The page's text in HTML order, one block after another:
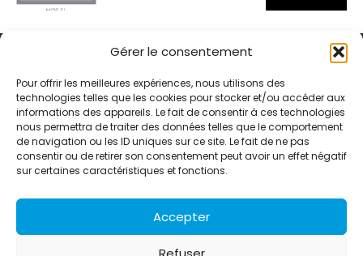
Gérer le consentement
Pour offrir les meilleures expériences, nous utilisons des
technologies telles que les cookies pour stocker et/ou accéder aux
informations des appareils. Le fait de consentir à ces technologies
nous permettra de traiter des données telles que le comportement
de navigation ou les ID uniques sur ce site. Le fait de ne pas
consentir ou de retirer son consentement peut avoir un effet négatif
sur certaines caractéristiques et fonctions.
Accepter
Alternative Média est une agence de relations presse et de
relations publiques basée à Grenoble. Depuis 1995, elle conçoit et
pilote des stratégies de visibilité en France et à l’international
grâce à un réseau d’agences partenaires.